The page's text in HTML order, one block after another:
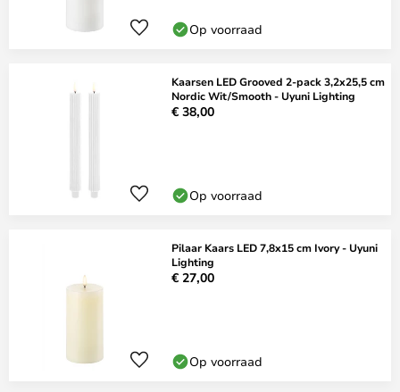
Op voorraad
Kaarsen LED Grooved 2-pack 3,2x25,5 cm
Nordic Wit/Smooth - Uyuni Lighting
€ 38,00
Op voorraad
Pilaar Kaars LED 7,8x15 cm Ivory - Uyuni
Lighting
€ 27,00
Op voorraad